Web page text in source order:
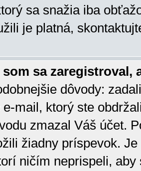
sa snažia iba
je platná,
sa zaregistroval,
dôvody:
mail, ktorý ste
zmazal Váš účet.
žiadny príspevok.
ničím neprispeli,